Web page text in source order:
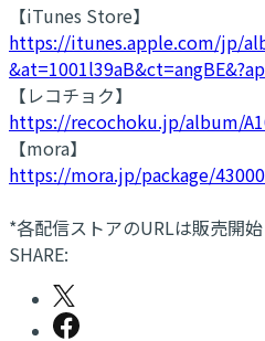
【iTunes Store】
https://itunes.apple.com/jp/
【レコチョク】
https://recochoku.jp/album/
【mora】
https://mora.jp/package/
*各配信ストアのURLは販売開始
SHARE: